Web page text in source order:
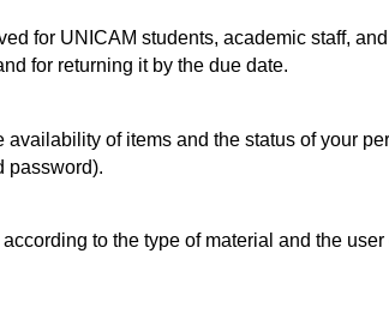
for UNICAM students, academic staff,
for returning it by the due date.
of items and the status of your
password).
to the type of material and the